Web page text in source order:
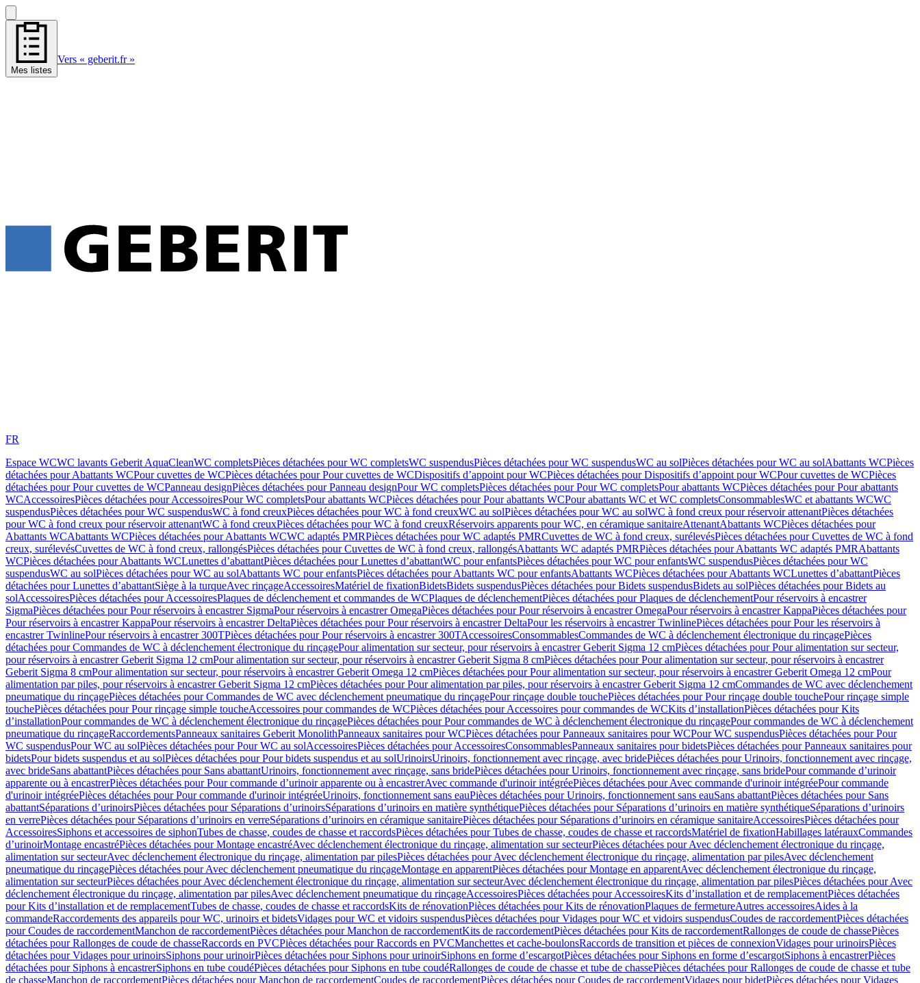
Mes listes
Vers « geberit.fr »
FR
Espace WCWC lavants Geberit AquaCleanWC completsPièces détachées pour WC completsWC suspendusPièces détachées pour WC suspendusWC au solPièces détachées pour WC au solAbattants WCPièces
détachées pour Abattants WCPour cuvettes de WCPièces détachées pour Pour cuvettes de WCDispositifs d’appoint pour WCPièces détachées pour Dispositifs d’appoint pour WCPour cuvettes de WCPièces
détachées pour Pour cuvettes de WCPanneau designPièces détachées pour Panneau designPour WC completsPièces détachées pour Pour WC completsPour abattants WCPièces détachées pour Pour abattants
WCAccessoiresPièces détachées pour AccessoiresPour WC completsPour abattants WCPièces détachées pour Pour abattants WCPour abattants WC et WC completsConsommablesWC et abattants WCWC
suspendusPièces détachées pour WC suspendusWC à fond creuxPièces détachées pour WC à fond creuxWC au solPièces détachées pour WC au solWC à fond creux pour réservoir attenantPièces détachées
pour WC à fond creux pour réservoir attenantWC à fond creuxPièces détachées pour WC à fond creuxRéservoirs apparents pour WC, en céramique sanitaireAttenantAbattants WCPièces détachées pour
Abattants WCAbattants WCPièces détachées pour Abattants WCWC adaptés PMRPièces détachées pour WC adaptés PMRCuvettes de WC à fond creux, surélevésPièces détachées pour Cuvettes de WC à fond
creux, surélevésCuvettes de WC à fond creux, rallongésPièces détachées pour Cuvettes de WC à fond creux, rallongésAbattants WC adaptés PMRPièces détachées pour Abattants WC adaptés PMRAbattants
WCPièces détachées pour Abattants WCLunettes d’abattantPièces détachées pour Lunettes d’abattantWC pour enfantsPièces détachées pour WC pour enfantsWC suspendusPièces détachées pour WC
suspendusWC au solPièces détachées pour WC au solAbattants WC pour enfantsPièces détachées pour Abattants WC pour enfantsAbattants WCPièces détachées pour Abattants WCLunettes d’abattantPièces
détachées pour Lunettes d’abattantSiège à la turqueAvec rinçageAccessoiresMatériel de fixationBidetsBidets suspendusPièces détachées pour Bidets suspendusBidets au solPièces détachées pour Bidets au
solAccessoiresPièces détachées pour AccessoiresPlaques de déclenchement et commandes de WCPlaques de déclenchementPièces détachées pour Plaques de déclenchementPour réservoirs à encastrer
SigmaPièces détachées pour Pour réservoirs à encastrer SigmaPour réservoirs à encastrer OmegaPièces détachées pour Pour réservoirs à encastrer OmegaPour réservoirs à encastrer KappaPièces détachées pour
Pour réservoirs à encastrer KappaPour réservoirs à encastrer DeltaPièces détachées pour Pour réservoirs à encastrer DeltaPour les réservoirs à encastrer TwinlinePièces détachées pour Pour les réservoirs à
encastrer TwinlinePour réservoirs à encastrer 300TPièces détachées pour Pour réservoirs à encastrer 300TAccessoiresConsommablesCommandes de WC à déclenchement électronique du rinçagePièces
détachées pour Commandes de WC à déclenchement électronique du rinçagePour alimentation sur secteur, pour réservoirs à encastrer Geberit Sigma 12 cmPièces détachées pour Pour alimentation sur secteur,
pour réservoirs à encastrer Geberit Sigma 12 cmPour alimentation sur secteur, pour réservoirs à encastrer Geberit Sigma 8 cmPièces détachées pour Pour alimentation sur secteur, pour réservoirs à encastrer
Geberit Sigma 8 cmPour alimentation sur secteur, pour réservoirs à encastrer Geberit Omega 12 cmPièces détachées pour Pour alimentation sur secteur, pour réservoirs à encastrer Geberit Omega 12 cmPour
alimentation par piles, pour réservoirs à encastrer Geberit Sigma 12 cmPièces détachées pour Pour alimentation par piles, pour réservoirs à encastrer Geberit Sigma 12 cmCommandes de WC avec déclenchement
pneumatique du rinçagePièces détachées pour Commandes de WC avec déclenchement pneumatique du rinçagePour rinçage double touchePièces détachées pour Pour rinçage double touchePour rinçage simple
touchePièces détachées pour Pour rinçage simple toucheAccessoires pour commandes de WCPièces détachées pour Accessoires pour commandes de WCKits d’installationPièces détachées pour Kits
d’installationPour commandes de WC à déclenchement électronique du rinçagePièces détachées pour Pour commandes de WC à déclenchement électronique du rinçagePour commandes de WC à déclenchement
pneumatique du rinçageRaccordementsPanneaux sanitaires Geberit MonolithPanneaux sanitaires pour WCPièces détachées pour Panneaux sanitaires pour WCPour WC suspendusPièces détachées pour Pour
WC suspendusPour WC au solPièces détachées pour Pour WC au solAccessoiresPièces détachées pour AccessoiresConsommablesPanneaux sanitaires pour bidetsPièces détachées pour Panneaux sanitaires pour
bidetsPour bidets suspendus et au solPièces détachées pour Pour bidets suspendus et au solUrinoirsUrinoirs, fonctionnement avec rinçage, avec bridePièces détachées pour Urinoirs, fonctionnement avec rinçage,
avec brideSans abattantPièces détachées pour Sans abattantUrinoirs, fonctionnement avec rinçage, sans bridePièces détachées pour Urinoirs, fonctionnement avec rinçage, sans bridePour commande d’urinoir
apparente ou à encastrerPièces détachées pour Pour commande d’urinoir apparente ou à encastrerAvec commande d'urinoir intégréePièces détachées pour Avec commande d'urinoir intégréePour commande
d'urinoir intégréePièces détachées pour Pour commande d'urinoir intégréeUrinoirs, fonctionnement sans eauPièces détachées pour Urinoirs, fonctionnement sans eauSans abattantPièces détachées pour Sans
abattantSéparations d’urinoirsPièces détachées pour Séparations d’urinoirsSéparations d’urinoirs en matière synthétiquePièces détachées pour Séparations d’urinoirs en matière synthétiqueSéparations d’urinoirs
en verrePièces détachées pour Séparations d’urinoirs en verreSéparations d’urinoirs en céramique sanitairePièces détachées pour Séparations d’urinoirs en céramique sanitaireAccessoiresPièces détachées pour
AccessoiresSiphons et accessoires de siphonTubes de chasse, coudes de chasse et raccordsPièces détachées pour Tubes de chasse, coudes de chasse et raccordsMatériel de fixationHabillages latérauxCommandes
dʼurinoirMontage encastréPièces détachées pour Montage encastréAvec déclenchement électronique du rinçage, alimentation sur secteurPièces détachées pour Avec déclenchement électronique du rinçage,
alimentation sur secteurAvec déclenchement électronique du rinçage, alimentation par pilesPièces détachées pour Avec déclenchement électronique du rinçage, alimentation par pilesAvec déclenchement
pneumatique du rinçagePièces détachées pour Avec déclenchement pneumatique du rinçageMontage en apparentPièces détachées pour Montage en apparentAvec déclenchement électronique du rinçage,
alimentation sur secteurPièces détachées pour Avec déclenchement électronique du rinçage, alimentation sur secteurAvec déclenchement électronique du rinçage, alimentation par pilesPièces détachées pour Avec
déclenchement électronique du rinçage, alimentation par pilesAvec déclenchement pneumatique du rinçageAccessoiresPièces détachées pour AccessoiresKits d’installation et de remplacementPièces détachées
pour Kits d’installation et de remplacementTubes de chasse, coudes de chasse et raccordsKits de rénovationPièces détachées pour Kits de rénovationPlaques de fermetureAutres accessoiresAides à la
commandeRaccordements des appareils pour WC, urinoirs et bidetsVidages pour WC et vidoirs suspendusPièces détachées pour Vidages pour WC et vidoirs suspendusCoudes de raccordementPièces détachées
pour Coudes de raccordementManchon de raccordementPièces détachées pour Manchon de raccordementKits de raccordementPièces détachées pour Kits de raccordementRallonges de coude de chassePièces
détachées pour Rallonges de coude de chasseRaccords en PVCPièces détachées pour Raccords en PVCManchettes et cache-boulonsRaccords de transition et pièces de connexionVidages pour urinoirsPièces
détachées pour Vidages pour urinoirsSiphons pour urinoirPièces détachées pour Siphons pour urinoirSiphons en forme d’escargotPièces détachées pour Siphons en forme d’escargotSiphons à encastrerPièces
détachées pour Siphons à encastrerSiphons en tube coudéPièces détachées pour Siphons en tube coudéRallonges de coude de chasse et tube de chassePièces détachées pour Rallonges de coude de chasse et tube
de chasseManchon de raccordementPièces détachées pour Manchon de raccordementCoudes de raccordementPièces détachées pour Coudes de raccordementVidages pour bidetPièces détachées pour Vidages